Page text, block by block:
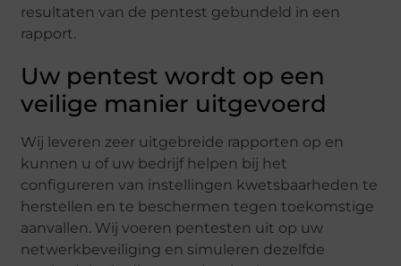
resultaten van de pentest gebundeld in een
rapport.
Uw pentest wordt op een
veilige manier uitgevoerd
Wij leveren zeer uitgebreide rapporten op en
kunnen u of uw bedrijf helpen bij het
configureren van instellingen kwetsbaarheden te
herstellen en te beschermen tegen toekomstige
aanvallen. Wij voeren pentesten uit op uw
netwerkbeveiliging en simuleren dezelfde